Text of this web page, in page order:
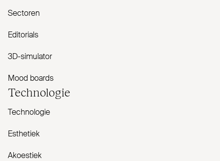
Sectoren
Editorials
3D-simulator
Mood boards
Tech­nologie
Technologie
Esthetiek
Akoestiek